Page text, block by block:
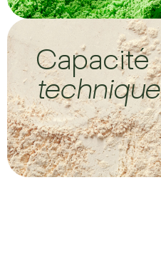
Capacité
technique